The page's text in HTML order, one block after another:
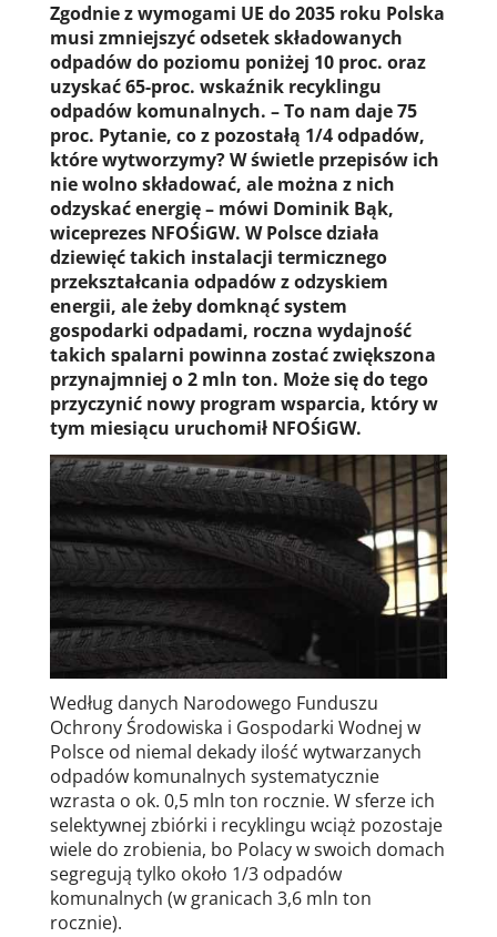
Zgodnie z wymogami UE do 2035 roku Polska
musi zmniejszyć odsetek składowanych
odpadów do poziomu poniżej 10 proc. oraz
uzyskać 65-proc. wskaźnik recyklingu
odpadów komunalnych. – To nam daje 75
proc. Pytanie, co z pozostałą 1/4 odpadów,
które wytworzymy? W świetle przepisów ich
nie wolno składować, ale można z nich
odzyskać energię – mówi Dominik Bąk,
wiceprezes NFOŚiGW. W Polsce działa
dziewięć takich instalacji termicznego
przekształcania odpadów z odzyskiem
energii, ale żeby domknąć system
gospodarki odpadami, roczna wydajność
takich spalarni powinna zostać zwiększona
przynajmniej o 2 mln ton. Może się do tego
przyczynić nowy program wsparcia, który w
tym miesiącu uruchomił NFOŚiGW.
Według danych Narodowego Funduszu
Ochrony Środowiska i Gospodarki Wodnej w
Polsce od niemal dekady ilość wytwarzanych
odpadów komunalnych systematycznie
wzrasta o ok. 0,5 mln ton rocznie. W sferze ich
selektywnej zbiórki i recyklingu wciąż pozostaje
wiele do zrobienia, bo Polacy w swoich domach
segregują tylko około 1/3 odpadów
komunalnych (w granicach 3,6 mln ton
rocznie).